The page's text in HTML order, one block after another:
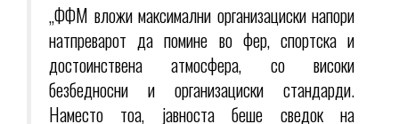
„ФФМ вложи максимални организациски напори
натпреварот да помине во фер, спортска и
достоинствена атмосфера, со високи
безбедносни и организациски стандарди.
Наместо тоа, јавноста беше сведок на